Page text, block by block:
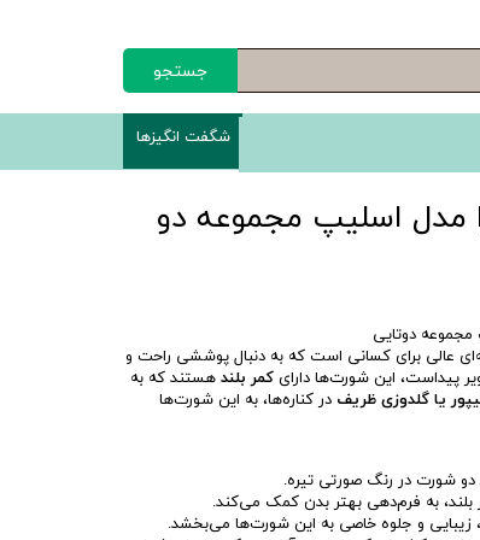
جستجو
شگفت انگیزها
مدل اسلیپ مجموعه دو
دوتایی
عالی برای کسانی است که به دنبال پوششی راحت و
پیداست، این شورت‌ها دارای کمر بلند هستند که به
یا گلدوزی ظریف در کناره‌ها، به این شورت‌ها
دو شورت در رنگ صورتی تیره.
به فرم‌دهی بهتر بدن کمک می‌کند.
زیبایی و جلوه خاصی به این شورت‌ها می‌بخشد.